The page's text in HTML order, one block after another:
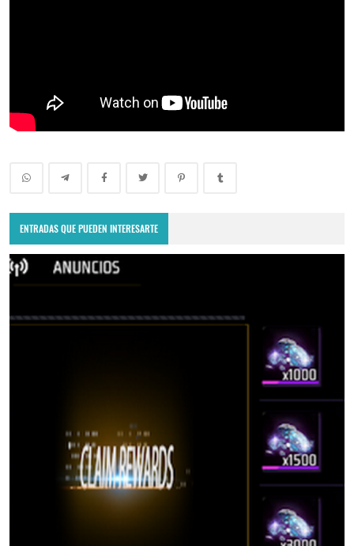
ENTRADAS QUE PUEDEN INTERESARTE